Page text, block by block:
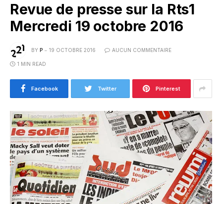
Revue de presse sur la Rts1
Mercredi 19 octobre 2016
BY P 19 OCTOBRE 2016 AUCUN COMMENTAIRE
1 MIN READ
Facebook Twitter Pinterest